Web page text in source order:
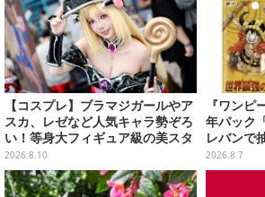
【コスプレ】ブラマジガールやア
スカ、レゼなど人気キャラ勢ぞろ
い！等身大フィギュア級の美スタ
イルで魅せる台湾美女まとめ【写
真27枚】
2026.8.10
『ワンピ
年パック
レバンで
い踏み、
ウ」も
2026.8.7